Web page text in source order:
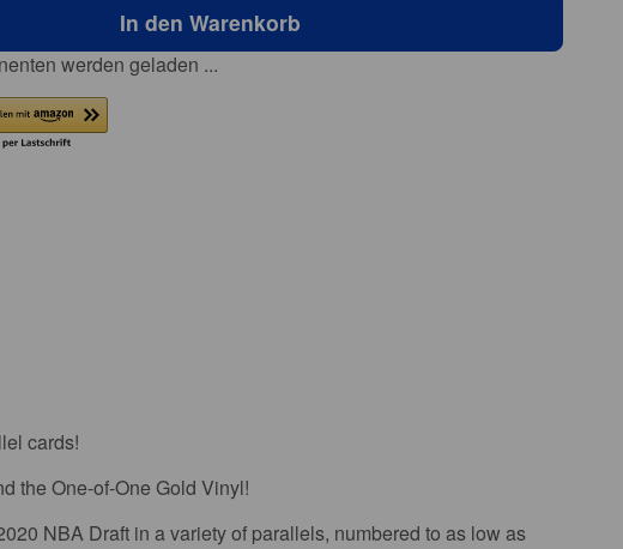
In den Warenkorb
werden geladen ...
cards!
the One-of-One Gold Vinyl!
NBA Draft in a variety of parallels, numbered to as low as